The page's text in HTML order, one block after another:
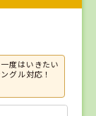
度はいきたい
グル対応！